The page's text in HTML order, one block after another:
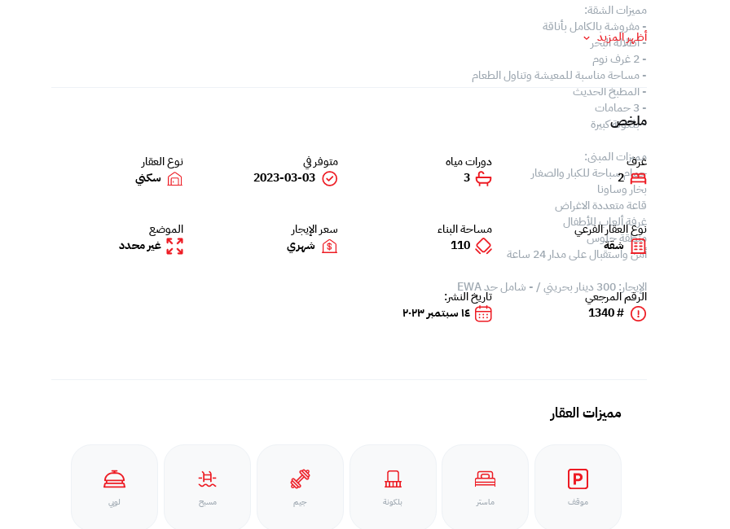
مميزات الشقة:
- مفروشة بالكامل بأناقة
- اطلالة البحر
- 2 غرف نوم
- مساحة مناسبة للمعيشة وتناول الطعام
- المطبخ الحديث
- 3 حمامات
- بلكونة كبيرة
مميزات المبنى:
حمام سباحة للكبار والصغار
بخار وساونا
قاعة متعددة الاغراض
غرفة ألعاب للأطفال
منطقة جلوس
أمن واستقبال على مدار 24 ساعة
الإيجار: 300 دينار بحريني / - شامل حد EWA
أظهر المزيد
ملخص
غرف
2
دورات مياه
3
متوفر في
2023-03-03
نوع العقار
سكني
نوع العقار الفرعي
شقة
مساحة البناء
110
سعر الإيجار
شهري
الموضع
غير محدد
الرقم المرجعي
# 1340
تاريخ النشر:
١٤ سبتمبر ٢٠٢٣
مميزات العقار
موقف ماستر بلكونة جيم مسبح لوبي